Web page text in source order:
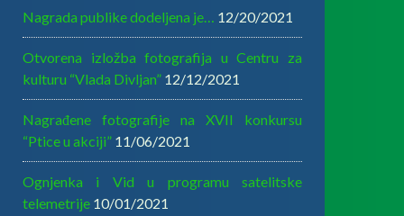
Nagrada publike dodeljena je… 12/20/2021
Otvorena izložba fotografija u Centru za
kulturu “Vlada Divljan” 12/12/2021
Nagrađene fotografije na XVII konkursu
“Ptice u akciji” 11/06/2021
Ognjenka i Vid u programu satelitske
telemetrije 10/01/2021